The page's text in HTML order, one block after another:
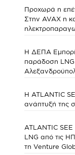
Προχωρά η
Στην AVAX η
Η ΔΕΠΑ
παράδοση LNG
Η ATLANTIC
ανάπτυξή της
ATLANTIC SEE
LNG από τις
τη Venture